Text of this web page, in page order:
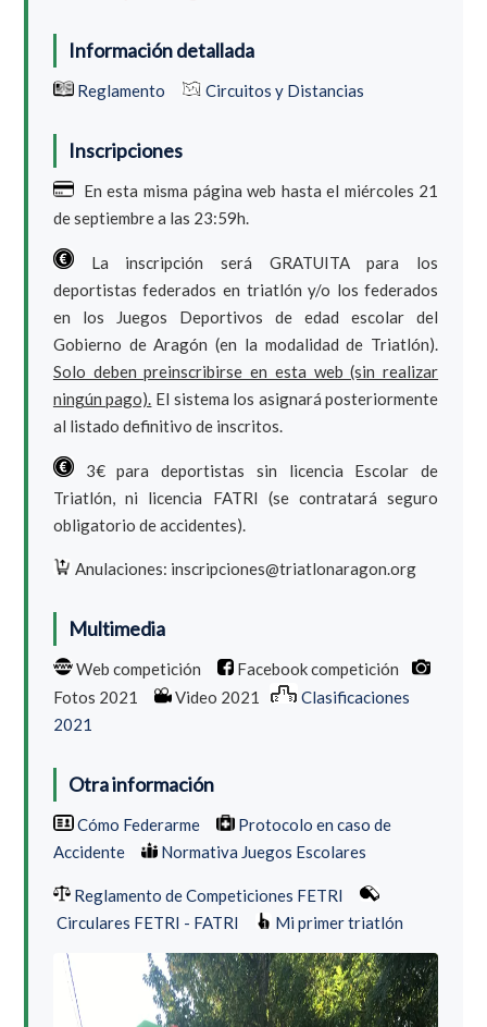
Información detallada
Reglamento Circuitos y Distancias
Inscripciones
En esta misma página web hasta el miércoles 21
de septiembre a las 23:59h.
La inscripción será GRATUITA para los
deportistas federados en triatlón y/o los federados
en los Juegos Deportivos de edad escolar del
Gobierno de Aragón (en la modalidad de Triatlón).
Solo deben preinscribirse en esta web (sin realizar
ningún pago). El sistema los asignará posteriormente
al listado definitivo de inscritos.
3€ para deportistas sin licencia Escolar de
Triatlón, ni licencia FATRI (se contratará seguro
obligatorio de accidentes).
Anulaciones: inscripciones@triatlonaragon.org
Multimedia
Web competición
Facebook competición
Fotos 2021
Video 2021
Clasificaciones
2021
Otra información
Cómo Federarme
Protocolo en caso de
Accidente
Normativa Juegos Escolares
Reglamento de Competiciones FETRI
Circulares FETRI - FATRI
Mi primer triatlón